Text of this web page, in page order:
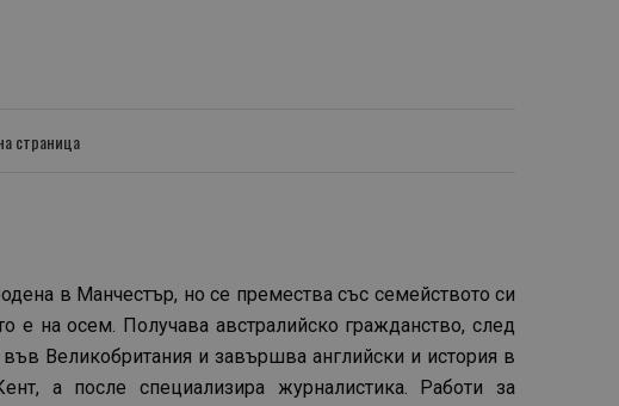
страница
в Манчестър, но се премества със семейството си
е на осем. Получава австралийско гражданство, след
Великобритания и завършва английски и история в
а после специализира журналистика. Работи за